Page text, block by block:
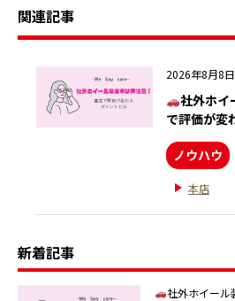
関連記事
2026年8月8日
社外ホイ
で評価が変
ノウハウ
本店
新着記事
社外ホイール